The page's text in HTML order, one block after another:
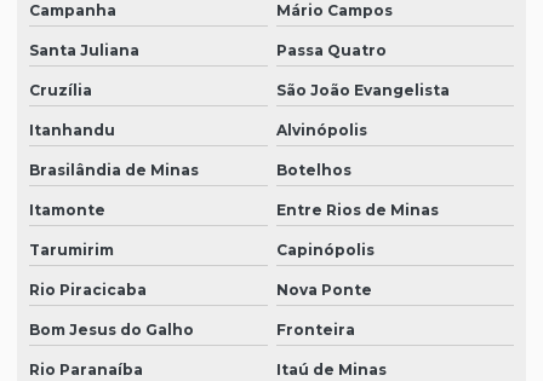
Campanha Mário Campos
Santa Juliana Passa Quatro
Cruzília São João Evangelista
Itanhandu Alvinópolis
Brasilândia de Minas Botelhos
Itamonte Entre Rios de Minas
Tarumirim Capinópolis
Rio Piracicaba Nova Ponte
Bom Jesus do Galho Fronteira
Rio Paranaíba Itaú de Minas